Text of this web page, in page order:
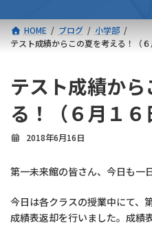
HOME ブログ
小学部
テスト成績からこの夏を考える！（６
テスト成績か
る！（６月１６
2018年6月16日
第一未来館の皆さん、今日も一
今日は各クラスの授業中にて、
成績表返却を行いました。成績